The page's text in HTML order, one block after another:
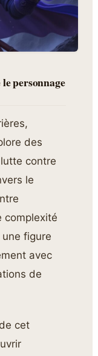
personnage
des
contre
le
complexité
figure
avec
de
cet